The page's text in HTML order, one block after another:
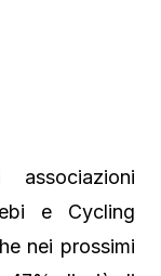
e Cycling
nei prossimi